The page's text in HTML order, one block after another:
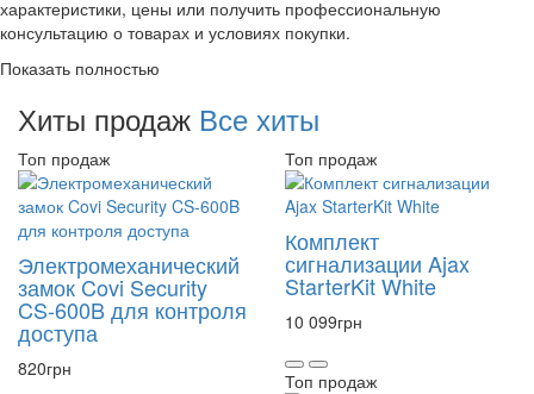
характеристики, цены или получить профессиональную
консультацию о товарах и условиях покупки.
Показать полностью
Хиты продаж Все хиты
Топ продаж
Электромеханический
замок Covi Security
CS-600B для контроля
доступа
820грн
Топ продаж
Комплект
сигнализации Ajax
StarterKit White
10 099грн
Топ продаж